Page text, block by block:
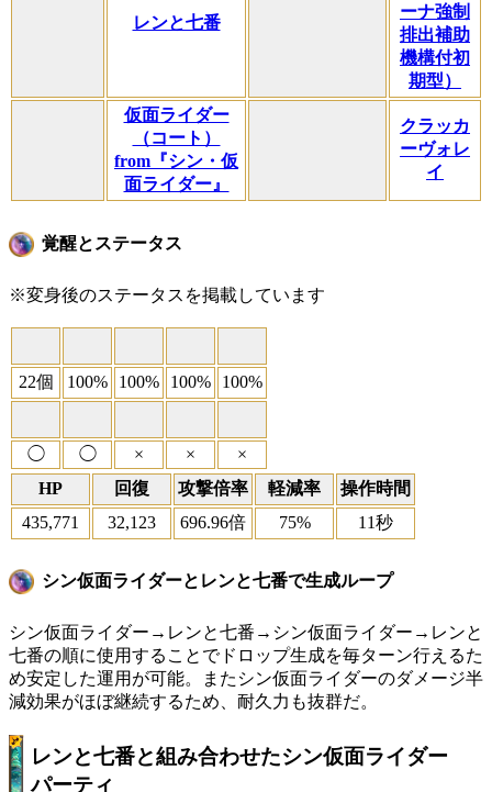
レンと七番
ーナ強制
排出補助
機構付初
期型）
仮面ライダー
（コート）
from『シン・仮
面ライダー』
クラッカ
ーヴォレ
イ
覚醒とステータス
※変身後のステータスを掲載しています
22個 100% 100% 100% 100%
◯ ◯ × ×
×
HP
回復 攻撃倍率 軽減率
操作時間
435,771
32,123 696.96倍 75% 11秒
シン仮面ライダーとレンと七番で生成ループ
シン仮面ライダー→レンと七番→シン仮面ライダー→レンと
七番の順に使用することでドロップ生成を毎ターン行えるた
め安定した運用が可能。またシン仮面ライダーのダメージ半
減効果がほぼ継続するため、耐久力も抜群だ。
レンと七番と組み合わせたシン仮面ライダー
パーティ